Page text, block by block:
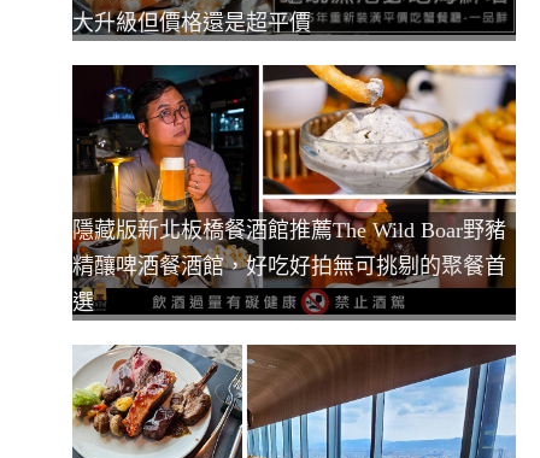
大升級但價格還是超平價
隱藏版新北板橋餐酒館推薦The Wild Boar野豬
精釀啤酒餐酒館，好吃好拍無可挑剔的聚餐首
選